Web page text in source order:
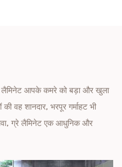
लैमिनेट आपके कमरे को बड़ा और खुला
वह शानदार, भरपूर गर्माहट भी
ग्रे लैमिनेट एक आधुनिक और